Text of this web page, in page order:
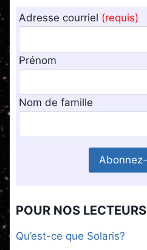
Adresse courriel (requis)
Prénom
Nom de famille
POUR NOS LECTEURS
Qu’est-ce que Solaris?